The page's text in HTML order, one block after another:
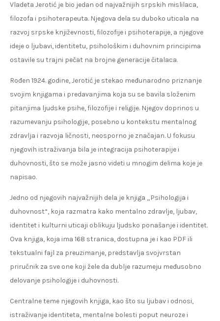
Vladeta Jerotić je bio jedan od najvažnijih srpskih mislilaca,
filozofa i psihoterapeuta. Njegova dela su duboko uticala na
razvoj srpske književnosti, filozofije i psihoterapije, a njegove
ideje o ljubavi, identitetu, psihološkim i duhovnim principima
ostavile su trajni pečat na brojne generacije čitalaca.
Rođen 1924. godine, Jerotić je stekao međunarodno priznanje
svojim knjigama i predavanjima koja su se bavila složenim
pitanjima ljudske psihe, filozofije i religije. Njegov doprinos u
razumevanju psihologije, posebno u kontekstu mentalnog
zdravlja i razvoja ličnosti, neosporno je značajan. U fokusu
njegovih istraživanja bila je integracija psihoterapije i
duhovnosti, što se može jasno videti u mnogim delima koje je
napisao.
Jedno od njegovih najvažnijih dela je knjiga „Psihologija i
duhovnost“, koja razmatra kako mentalno zdravlje, ljubav,
identitet i kulturni uticaji oblikuju ljudsko ponašanje i identitet.
Ova knjiga, koja ima 168 stranica, dostupna je i kao PDF ili
tekstualni fajl za preuzimanje, predstavlja svojvrstan
priručnik za sve one koji žele da dublje razumeju međusobno
delovanje psihologije i duhovnosti.
Centralne teme njegovih knjiga, kao što su ljubav i odnosi,
istraživanje identiteta, mentalne bolesti poput neuroze i